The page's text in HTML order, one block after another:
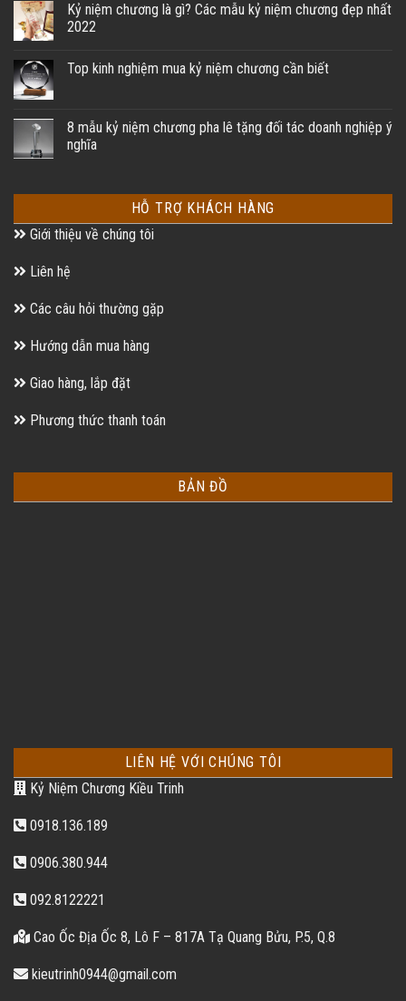
Kỷ niệm chương là gì? Các mẫu kỷ niệm chương đẹp nhất
2022
Top kinh nghiệm mua kỷ niệm chương cần biết
8 mẫu kỷ niệm chương pha lê tặng đối tác doanh nghiệp ý
nghĩa
HỖ TRỢ KHÁCH HÀNG
Giới thiệu về chúng tôi
Liên hệ
Các câu hỏi thường gặp
Hướng dẫn mua hàng
Giao hàng, lắp đặt
Phương thức thanh toán
BẢN ĐỒ
LIÊN HỆ VỚI CHÚNG TÔI
Kỷ Niệm Chương Kiều Trinh
0918.136.189
0906.380.944
092.8122221
Cao Ốc Địa Ốc 8, Lô F – 817A Tạ Quang Bửu, P.5, Q.8
kieutrinh0944@gmail.com